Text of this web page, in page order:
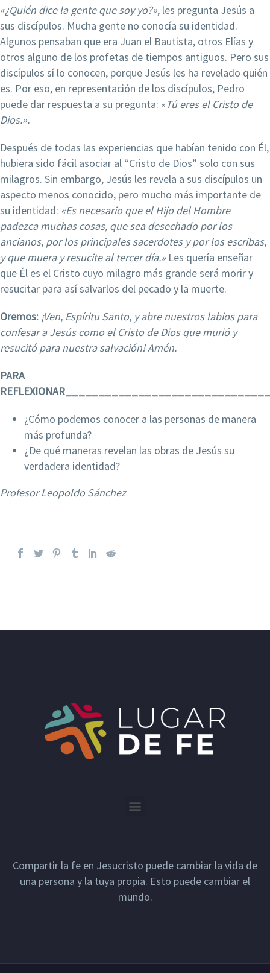
«¿Quién dice la gente que soy yo?», les pregunta Jesús a
sus discípulos. Mucha gente no conocía su identidad.
Algunos pensaban que era Juan el Bautista, otros Elías y
otros alguno de los profetas de tiempos antiguos. Pero sus
discípulos sí lo conocen, porque Jesús les ha revelado quién
es. Por eso, en representación de los discípulos, Pedro
puede dar respuesta a su pregunta: «Tú eres el Cristo de
Dios.».
Después de todas las experiencias que habían tenido con Él,
hubiera sido fácil asociar al “Cristo de Dios” solo con sus
milagros. Sin embargo, Jesús les revela a sus discípulos un
aspecto menos conocido, pero mucho más importante de
su identidad: «Es necesario que el Hijo del Hombre
padezca muchas cosas, que sea desechado por los
ancianos, por los principales sacerdotes y por los escribas,
y que muera y resucite al tercer día.» Les quería enseñar
que Él es el Cristo cuyo milagro más grande será morir y
resucitar para así salvarlos del pecado y la muerte.
Oremos: ¡Ven, Espíritu Santo, y abre nuestros labios para
confesar a Jesús como el Cristo de Dios que murió y
resucitó para nuestra salvación! Amén.
PARA
¿Cómo podemos conocer a las personas de manera
más profunda?
¿De qué maneras revelan las obras de Jesús su
verdadera identidad?
Profesor Leopoldo Sánchez
Compartir la fe en Jesucristo puede cambiar la vida de
una persona y la tuya propia. Esto puede cambiar el
mundo.